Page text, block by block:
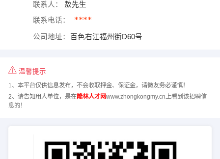
联系人： 敖先生
联系电话： ****
公司地址： 百色右江福州街D60号
温馨提示
1、本平台仅供信息发布，不会收取押金、保证金，请微友务必谨慎！
2、请告知用人单位，是在隆林人才网www.zhongkongmy.cn上看到该招聘信
息的！